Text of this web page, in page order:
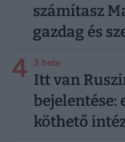
számítasz
gazdag és
4 3 hete
Itt van
bejelentése:
köthető